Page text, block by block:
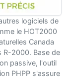
logiciels de
le HOT2000
Canada
R-2000. Base de
passive, l'outil
PHPP s'assure